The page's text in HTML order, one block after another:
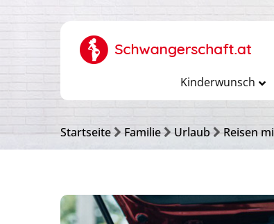
Kinderwunsch
Startseite Familie Urlaub Reisen